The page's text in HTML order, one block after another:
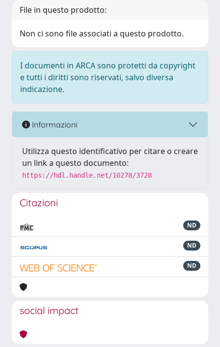
File in questo prodotto:
Non ci sono file associati a questo prodotto.
I documenti in ARCA sono protetti da copyright
e tutti i diritti sono riservati, salvo diversa
indicazione.
Informazioni
Utilizza questo identificativo per citare o creare
un link a questo documento:
https://hdl.handle.net/10278/3728
Citazioni
ND
ND
ND
social impact